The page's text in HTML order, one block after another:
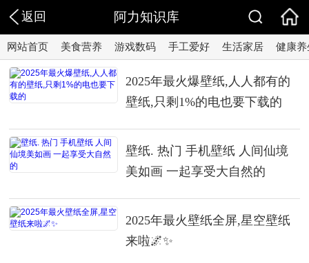
返回 阿力知识库
网站首页 美食营养 游戏数码 手工爱好 生活家居 健康养
2025年最火爆壁纸,人人都有的
壁纸,只剩1%的电也要下载的
壁纸. 热门 手机壁纸 人间仙境
美如画 一起享受大自然的
2025年最火壁纸全屏,星空壁纸
来啦🌌✨